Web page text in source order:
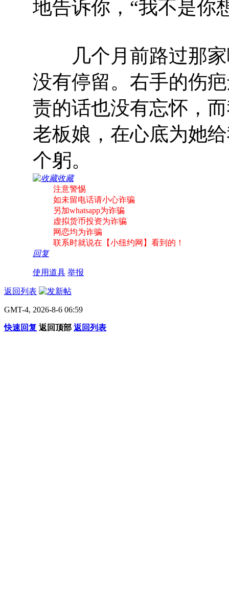
地告诉你，“我不是你
几个月前路过那家
没有停留。右手的伤
责的话也没有忘怀，
老板娘，在心底为她
个躬。
收藏
注意警惕
如未留电话请小心诈骗
另加whatsapp为诈骗
虚拟货币投资为诈骗
网恋均为诈骗
联系时就说在【小纽约网】看到的！
回复
使用道具 举报
返回列表
GMT-4, 2026-8-6 06:59
快速回复 返回顶部 返回列表